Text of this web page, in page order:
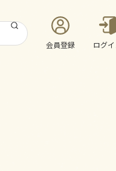
会員登録
ログ